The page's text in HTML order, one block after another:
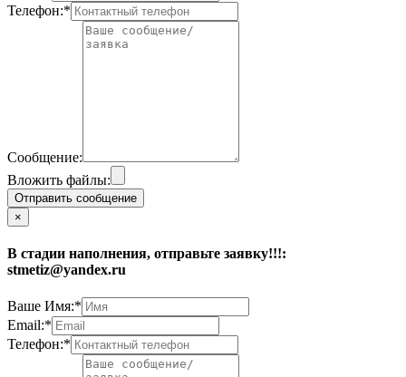
Телефон:*
Сообщение:
Вложить файлы:
Отправить сообщение
×
В стадии наполнения, отправьте заявку!!!:
stmetiz@yandex.ru
Ваше Имя:*
Email:*
Телефон:*